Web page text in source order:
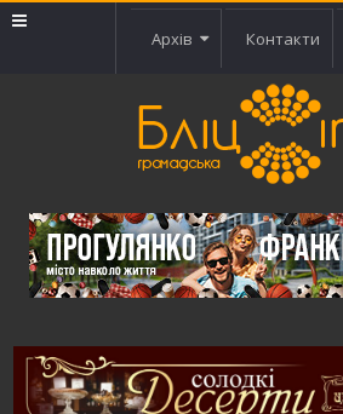
Архів Контакти